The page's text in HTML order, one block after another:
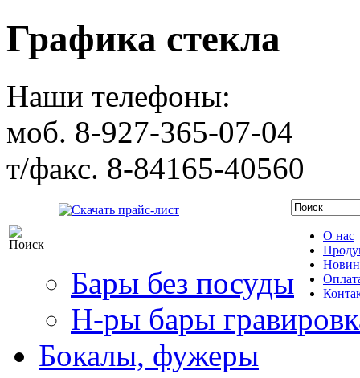
Графика стекла
Наши телефоны:
моб. 8-927-365-07-04
т/факс. 8-84165-40560
О нас
Бары без посуды
Н-ры бары
Бокалы, фужеры